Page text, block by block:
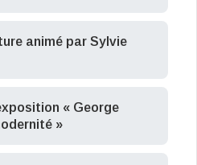
animé par Sylvie
« George
»